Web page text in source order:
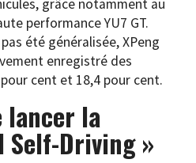
grâce notamment au
performance YU7 GT.
été généralisée, XPeng
enregistré des
cent et 18,4 pour cent.
lancer la
Self-Driving »